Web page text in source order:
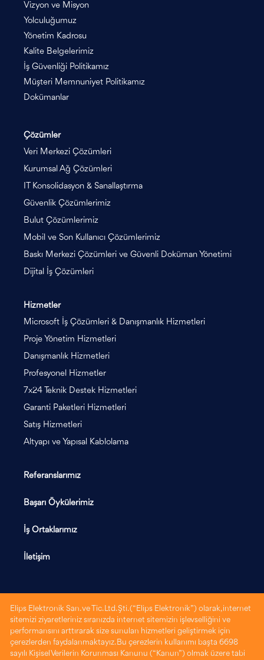
Elips Elektronik San. ve Tic. Ltd. Şti. (“Elips Elektronik”) olarak, internet
sitemizi ziyaretleriniz sıranızda internet sitemizin işlevselliğini ve
performansını arttırarak size sunulan hizmetleri geliştirmek için
çerezlerden faydalanmaktayız. Bu çerezlerin kullanımı başta 6698
sayılı Kişisel Verilerin Korunması Kanunu (“Kanun”) olmak üzere tabi
Vizyon ve Misyon
Yolculuğumuz
Yönetim Kadrosu
Kalite Belgelerimiz
İş Güvenliği Politikamız
Müşteri Memnuniyet Politikamız
Dokümanlar
Çözümler
Veri Merkezi Çözümleri
Kurumsal Ağ Çözümleri
IT Konsolidasyon & Sanallaştırma
Güvenlik Çözümlerimiz
Bulut Çözümlerimiz
Mobil ve Son Kullanıcı Çözümlerimiz
Baskı Merkezi Çözümleri ve Güvenli Doküman Yönetimi
Dijital İş Çözümleri
Hizmetler
Microsoft İş Çözümleri & Danışmanlık Hizmetleri
Proje Yönetim Hizmetleri
Danışmanlık Hizmetleri
Profesyonel Hizmetler
7x24 Teknik Destek Hizmetleri
Garanti Paketleri Hizmetleri
Satış Hizmetleri
Altyapı ve Yapısal Kablolama
Referanslarımız
Başarı Öykülerimiz
İş Ortaklarımız
İletişim